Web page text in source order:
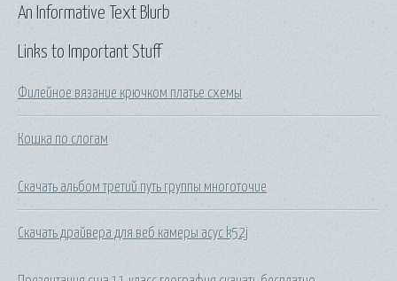
Links to Important Stuff
Филейное вязание крючком платье схемы
Кошка по слогам
Скачать альбом третий путь группы многоточие
Скачать драйвера для веб камеры асус k52j
An Informative Text Blurb